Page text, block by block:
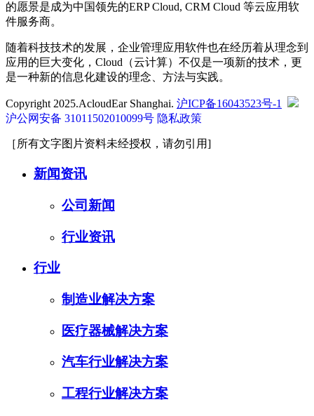
的愿景是成为中国领先的ERP Cloud, CRM Cloud 等云应用软
件服务商。
随着科技技术的发展，企业管理应用软件也在经历着从理念到
应用的巨大变化，Cloud（云计算）不仅是一项新的技术，更
是一种新的信息化建设的理念、方法与实践。
Copyright 2025.AcloudEar Shanghai. 沪ICP备16043523号-1
沪公网安备 31011502010099号 隐私政策
［所有文字图片资料未经授权，请勿引用]
新闻资讯
公司新闻
行业资讯
行业
制造业解决方案
医疗器械解决方案
汽车行业解决方案
工程行业解决方案